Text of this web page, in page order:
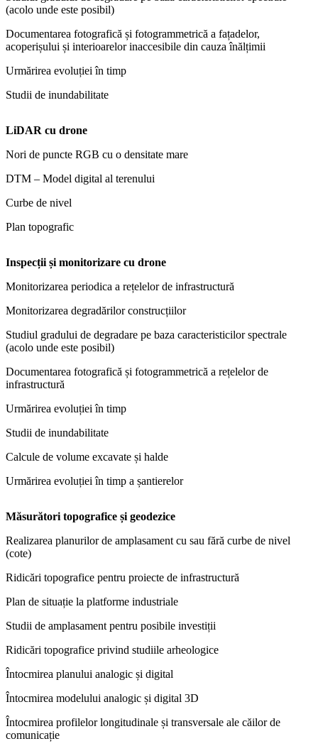
(acolo unde este posibil)
Documentarea fotografică și fotogrammetrică a fațadelor,
acoperișului și interioarelor inaccesibile din cauza înălțimii
Urmărirea evoluției în timp
Studii de inundabilitate
LiDAR cu drone
Nori de puncte RGB cu o densitate mare
DTM – Model digital al terenului
Curbe de nivel
Plan topografic
Inspecții și monitorizare cu drone
Monitorizarea periodica a rețelelor de infrastructură
Monitorizarea degradărilor construcțiilor
Studiul gradului de degradare pe baza caracteristicilor spectrale
(acolo unde este posibil)
Documentarea fotografică și fotogrammetrică a rețelelor de
infrastructură
Urmărirea evoluției în timp
Studii de inundabilitate
Calcule de volume excavate și halde
Urmărirea evoluției în timp a șantierelor
Măsurători topografice și geodezice
Realizarea planurilor de amplasament cu sau fără curbe de nivel
(cote)
Ridicări topografice pentru proiecte de infrastructură
Plan de situație la platforme industriale
Studii de amplasament pentru posibile investiții
Ridicări topografice privind studiile arheologice
Întocmirea planului analogic și digital
Întocmirea modelului analogic și digital 3D
Întocmirea profilelor longitudinale și transversale ale căilor de
comunicație